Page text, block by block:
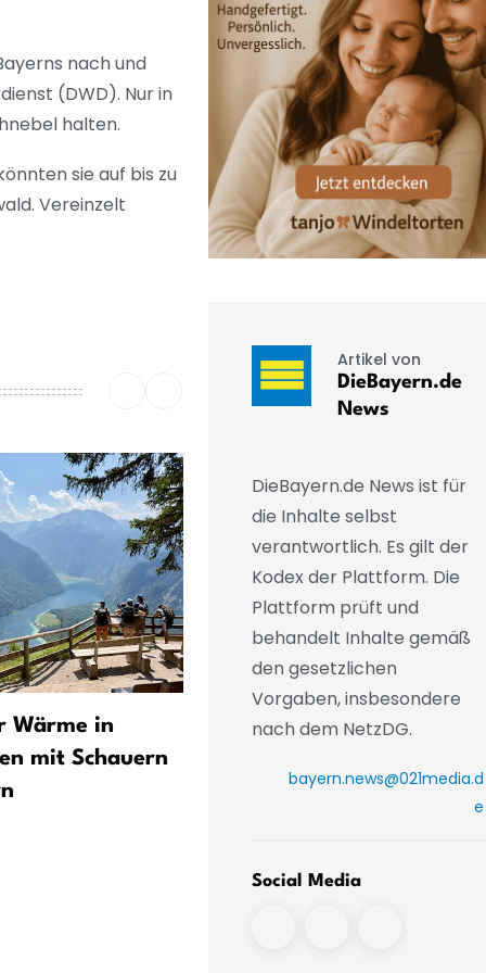
nach und
(DWD). Nur in
halten.
sie auf bis zu
Vereinzelt
Wärme in
mit Schauern
Main: Bis 27,8 Grad bei
Wassertemperaturen in
Artikel von
DieBayern.de
News
DieBayern.de News ist für
die Inhalte selbst
verantwortlich. Es gilt der
Kodex der Plattform. Die
Plattform prüft und
behandelt Inhalte gemäß
den gesetzlichen
Vorgaben, insbesondere
nach dem NetzDG.
bayern.news@021media.d
e
Social Media